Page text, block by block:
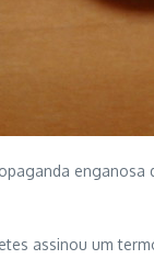
assinou um